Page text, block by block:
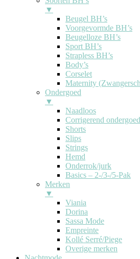
▼
Beugel BH’s
Voorgevormde BH’s
Beugelloze BH’s
Sport BH’s
Strapless BH’s
Body’s
Corselet
Maternity
Ondergoed
▼
Naadloos
Corrigerend ondergoed
Shorts
Slips
Strings
Hemd
Onderrok/jurk
Basics – 2-/3-/5-Pak
Merken
▼
Viania
Dorina
Sassa Mode
Empreinte
Kollé Serré/Piege
Overige merken